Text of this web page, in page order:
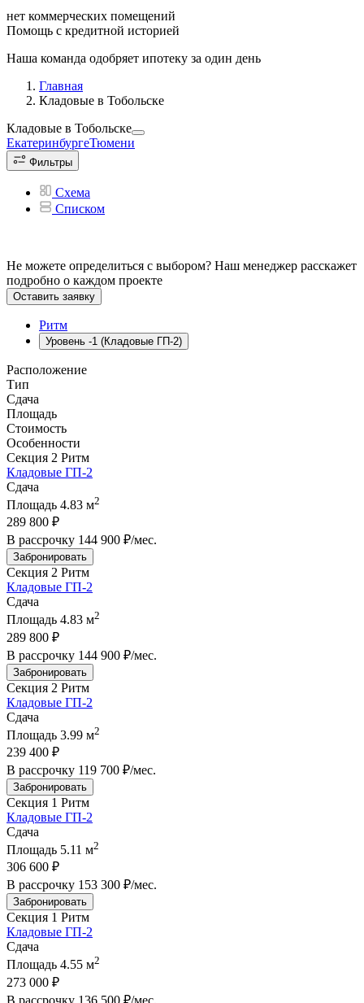
нет коммерческих помещений
Помощь с кредитной историей
Наша команда одобряет ипотеку за один день
Главная
Кладовые в Тобольске
Кладовые в Тобольске
ЕкатеринбургеТюмени
Фильтры
Схема
Списком
Не можете определиться с выбором? Наш менеджер расскажет
подробно о каждом проекте
Оставить заявку
Ритм
Уровень -1 (Кладовые ГП-2)
Расположение
Тип
Сдача
Площадь
Стоимость
Особенности
Секция 2 Ритм
Кладовые ГП-2
Сдача
Площадь 4.83 м2
289 800 ₽
В рассрочку 144 900 ₽/мес.
Забронировать
Секция 2 Ритм
Кладовые ГП-2
Сдача
Площадь 4.83 м2
289 800 ₽
В рассрочку 144 900 ₽/мес.
Забронировать
Секция 2 Ритм
Кладовые ГП-2
Сдача
Площадь 3.99 м2
239 400 ₽
В рассрочку 119 700 ₽/мес.
Забронировать
Секция 1 Ритм
Кладовые ГП-2
Сдача
Площадь 5.11 м2
306 600 ₽
В рассрочку 153 300 ₽/мес.
Забронировать
Секция 1 Ритм
Кладовые ГП-2
Сдача
Площадь 4.55 м2
273 000 ₽
В рассрочку 136 500 ₽/мес.